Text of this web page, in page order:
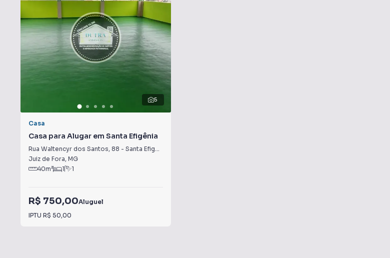
5
Casa
Casa para Alugar em Santa Efigênia
Rua Waltencyr dos Santos, 88 - Santa Efigênia
Juiz de Fora, MG
40m² 1 1
R$ 750,00Aluguel
IPTU R$ 50,00